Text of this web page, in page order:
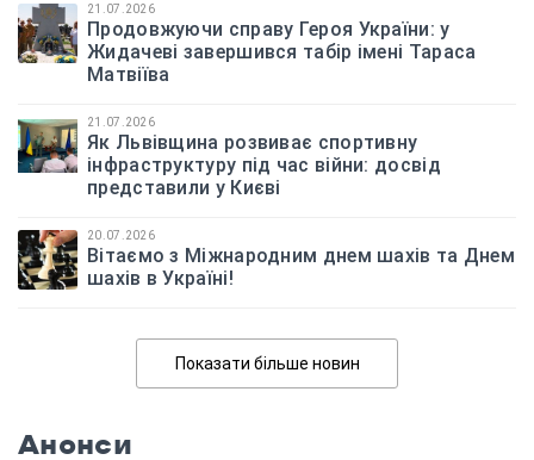
21.07.2026
Продовжуючи справу Героя України: у
Жидачеві завершився табір імені Тараса
Матвіїва
21.07.2026
Як Львівщина розвиває спортивну
інфраструктуру під час війни: досвід
представили у Києві
20.07.2026
Вітаємо з Міжнародним днем шахів та Днем
шахів в Україні!
Показати більше новин
Анонси